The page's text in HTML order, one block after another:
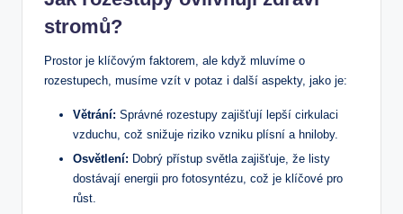
stromů?
Prostor je klíčovým faktorem, ale když mluvíme o
rozestupech, musíme vzít v potaz i další aspekty, jako je:
Větrání: Správné rozestupy zajišťují lepší cirkulaci
vzduchu, což snižuje riziko vzniku plísní a hniloby.
Osvětlení: Dobrý přístup světla zajišťuje, že listy
dostávají energii pro fotosyntézu, což je klíčové pro
růst.